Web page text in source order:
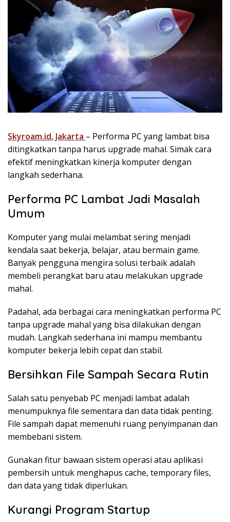
Skyroam.id, Jakarta – Performa PC yang lambat bisa
ditingkatkan tanpa harus upgrade mahal. Simak cara
efektif meningkatkan kinerja komputer dengan
langkah sederhana.
Performa PC Lambat Jadi Masalah
Umum
Komputer yang mulai melambat sering menjadi
kendala saat bekerja, belajar, atau bermain game.
Banyak pengguna mengira solusi terbaik adalah
membeli perangkat baru atau melakukan upgrade
mahal.
Padahal, ada berbagai cara meningkatkan performa PC
tanpa upgrade mahal yang bisa dilakukan dengan
mudah. Langkah sederhana ini mampu membantu
komputer bekerja lebih cepat dan stabil.
Bersihkan File Sampah Secara Rutin
Salah satu penyebab PC menjadi lambat adalah
menumpuknya file sementara dan data tidak penting.
File sampah dapat memenuhi ruang penyimpanan dan
membebani sistem.
Gunakan fitur bawaan sistem operasi atau aplikasi
pembersih untuk menghapus cache, temporary files,
dan data yang tidak diperlukan.
Kurangi Program Startup